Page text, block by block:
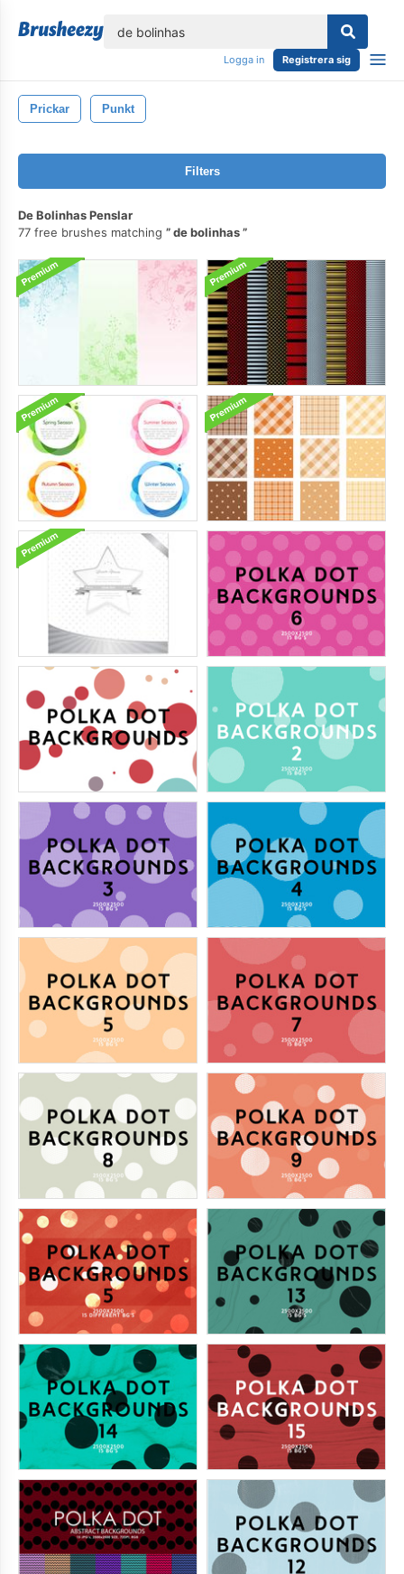
Logga in Registrera sig
Prickar Punkt
Filters
De Bolinhas Penslar
77 free brushes matching
de bolinhas